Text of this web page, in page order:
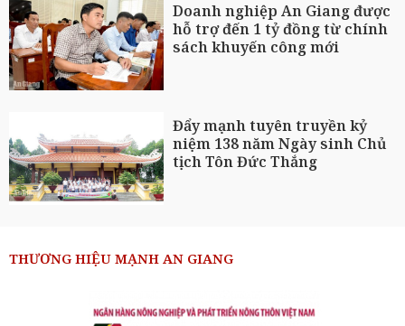
Doanh nghiệp An Giang được
hỗ trợ đến 1 tỷ đồng từ chính
sách khuyến công mới
Đẩy mạnh tuyên truyền kỷ
niệm 138 năm Ngày sinh Chủ
tịch Tôn Đức Thắng
THƯƠNG HIỆU MẠNH AN GIANG